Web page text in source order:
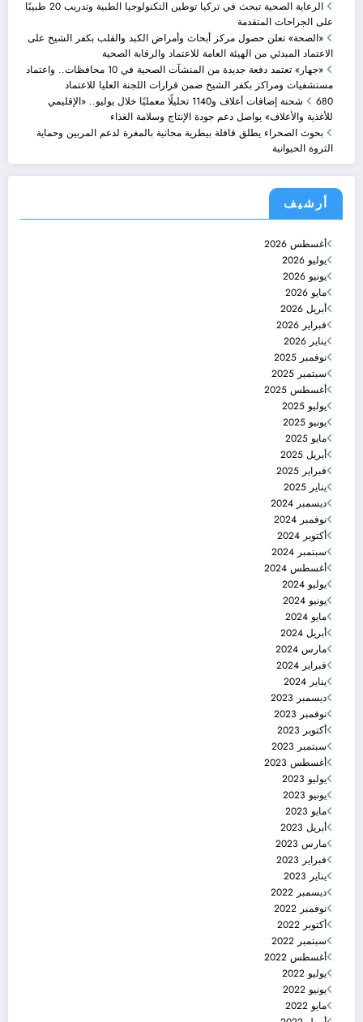
الرعاية الصحية تبحث في تركيا توطين التكنولوجيا الطبية وتدريب 20 طبيبًا
على الجراحات المتقدمة
«الصحة» تعلن حصول مركز أبحاث وأمراض الكبد والقلب بكفر الشيخ على
الاعتماد المبدئي من الهيئة العامة للاعتماد والرقابة الصحية
«جهار» تعتمد دفعة جديدة من المنشآت الصحية في 10 محافظات.. واعتماد
مستشفيات ومراكز بكفر الشيخ ضمن قرارات اللجنة العليا للاعتماد
680 شحنة إضافات أعلاف و1140 تحليلًا معمليًا خلال يوليو.. «الإقليمي
للأغذية والأعلاف» يواصل دعم جودة الإنتاج وسلامة الغذاء
بحوث الصحراء يطلق قافلة بيطرية مجانية بالمغرة لدعم المربين وحماية
الثروة الحيوانية
أرشيف
أغسطس 2026
يوليو 2026
يونيو 2026
مايو 2026
أبريل 2026
فبراير 2026
يناير 2026
نوفمبر 2025
سبتمبر 2025
أغسطس 2025
يوليو 2025
يونيو 2025
مايو 2025
أبريل 2025
فبراير 2025
يناير 2025
ديسمبر 2024
نوفمبر 2024
أكتوبر 2024
سبتمبر 2024
أغسطس 2024
يوليو 2024
يونيو 2024
مايو 2024
أبريل 2024
مارس 2024
فبراير 2024
يناير 2024
ديسمبر 2023
نوفمبر 2023
أكتوبر 2023
سبتمبر 2023
أغسطس 2023
يوليو 2023
يونيو 2023
مايو 2023
أبريل 2023
مارس 2023
فبراير 2023
يناير 2023
ديسمبر 2022
نوفمبر 2022
أكتوبر 2022
سبتمبر 2022
أغسطس 2022
يوليو 2022
يونيو 2022
مايو 2022